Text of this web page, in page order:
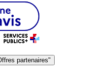
partenaires"